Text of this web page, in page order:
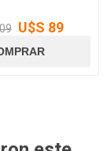
U$S 89